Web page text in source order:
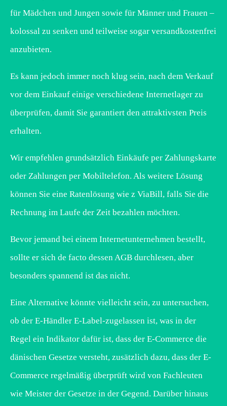
für Mädchen und Jungen sowie für Männer und Frauen –
kolossal zu senken und teilweise sogar versandkostenfrei
anzubieten.
Es kann jedoch immer noch klug sein, nach dem Verkauf
vor dem Einkauf einige verschiedene Internetlager zu
überprüfen, damit Sie garantiert den attraktivsten Preis
erhalten.
Wir empfehlen grundsätzlich Einkäufe per Zahlungskarte
oder Zahlungen per Mobiltelefon. Als weitere Lösung
können Sie eine Ratenlösung wie z ViaBill, falls Sie die
Rechnung im Laufe der Zeit bezahlen möchten.
Bevor jemand bei einem Internetunternehmen bestellt,
sollte er sich de facto dessen AGB durchlesen, aber
besonders spannend ist das nicht.
Eine Alternative könnte vielleicht sein, zu untersuchen,
ob der E-Händler E-Label-zugelassen ist, was in der
Regel ein Indikator dafür ist, dass der E-Commerce die
dänischen Gesetze versteht, zusätzlich dazu, dass der E-
Commerce regelmäßig überprüft wird von Fachleuten
wie Meister der Gesetze in der Gegend. Darüber hinaus